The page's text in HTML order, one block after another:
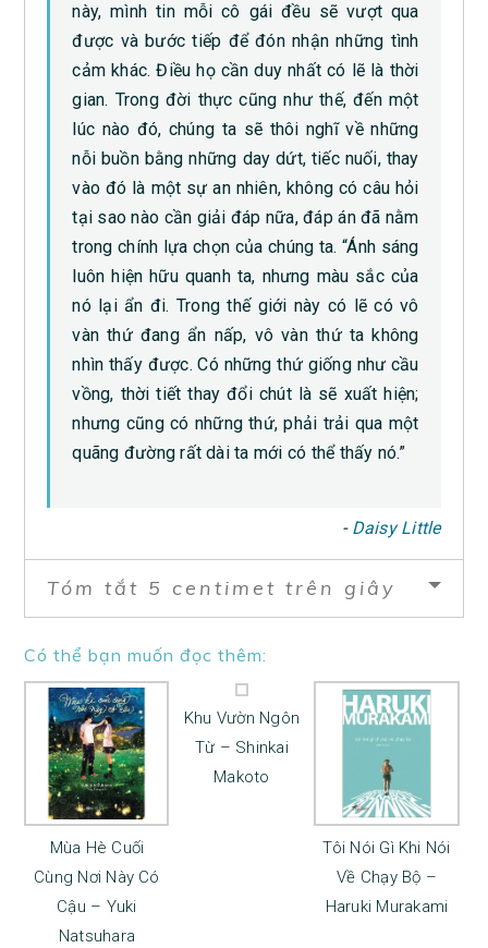
này, mình tin mỗi cô gái đều sẽ vượt qua
được và bước tiếp để đón nhận những tình
cảm khác. Điều họ cần duy nhất có lẽ là thời
gian. Trong đời thực cũng như thế, đến một
lúc nào đó, chúng ta sẽ thôi nghĩ về những
nỗi buồn bằng những day dứt, tiếc nuối, thay
vào đó là một sự an nhiên, không có câu hỏi
tại sao nào cần giải đáp nữa, đáp án đã nằm
trong chính lựa chọn của chúng ta. “Ánh sáng
luôn hiện hữu quanh ta, nhưng màu sắc của
nó lại ẩn đi. Trong thế giới này có lẽ có vô
vàn thứ đang ẩn nấp, vô vàn thứ ta không
nhìn thấy được. Có những thứ giống như cầu
vồng, thời tiết thay đổi chút là sẽ xuất hiện;
nhưng cũng có những thứ, phải trải qua một
quãng đường rất dài ta mới có thể thấy nó.”
‎- Daisy Little
Tóm tắt 5 centimet trên giây
Có thể bạn muốn đọc thêm:
Mùa Hè Cuối
Cùng Nơi Này Có
Cậu – Yuki
Natsuhara
Khu Vườn Ngôn
Từ – Shinkai
Makoto
Tôi Nói Gì Khi Nói
Về Chạy Bộ –
Haruki Murakami